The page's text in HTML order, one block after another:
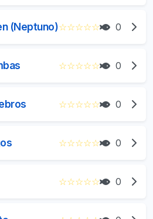
(Neptuno)☆☆☆☆☆ 0
☆☆☆☆☆ 0
☆☆☆☆☆ 0
☆☆☆☆☆ 0
☆☆☆☆☆ 0